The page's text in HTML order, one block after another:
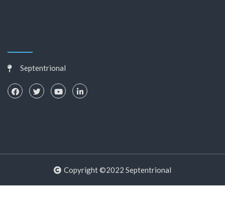
Septentrional
Copyright ©2022 Septentrional